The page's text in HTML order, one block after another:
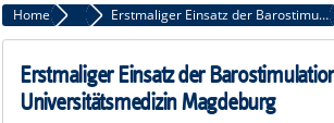
INSTITUTE
KLINIKEN
ZENTRALE EINRICHTUNGEN
FORSCHUNG
Home Archiv 2024 News Erstmaliger Einsatz der Barostimulationstherapie an der Universitätsmedizin Magdeburg
Erstmaliger Einsatz der
Universitätsmedizin Magdeburg